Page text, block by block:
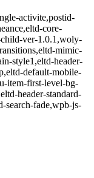
activite,postid-
core-
child-ver-1.0.1,woly-
mimic-
style1,eltd-header-
default-mobile-
item-first-level-bg-
header-standard-
search-fade,wpb-js-